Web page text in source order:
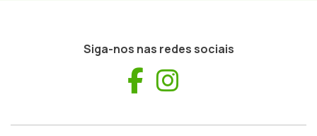
Siga-nos nas redes sociais
Facebook